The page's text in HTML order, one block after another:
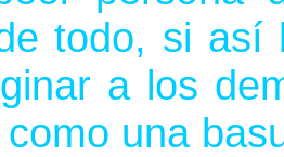
todo, si así
a los
una